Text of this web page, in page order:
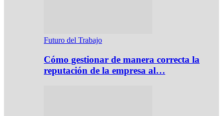
Futuro del Trabajo
Cómo gestionar de manera correcta la
reputación de la empresa al…